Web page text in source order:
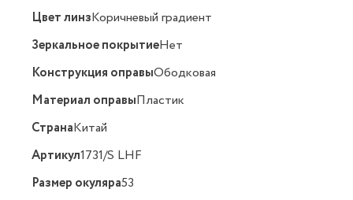
Цвет линзКоричневый градиент
Зеркальное покрытиеНет
Конструкция оправыОбодковая
Материал оправыПластик
СтранаКитай
Артикул1731/S LHF
Размер окуляра53